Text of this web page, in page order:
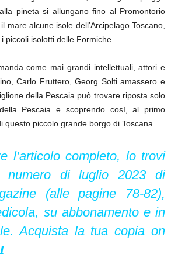
pineta si allungano fino al Promontorio
mare alcune isole dell’Arcipelago Toscano,
piccoli isolotti delle Formiche…
come mai grandi intellettuali, attori e
Carlo Fruttero, Georg Solti amassero e
della Pescaia può trovare riposta solo
Pescaia e scoprendo così, al primo
questo piccolo grande borgo di Toscana…
l’articolo completo, lo trovi
numero di luglio 2023 di
(alle pagine 78-82),
su abbonamento e in
Acquista la tua copia on